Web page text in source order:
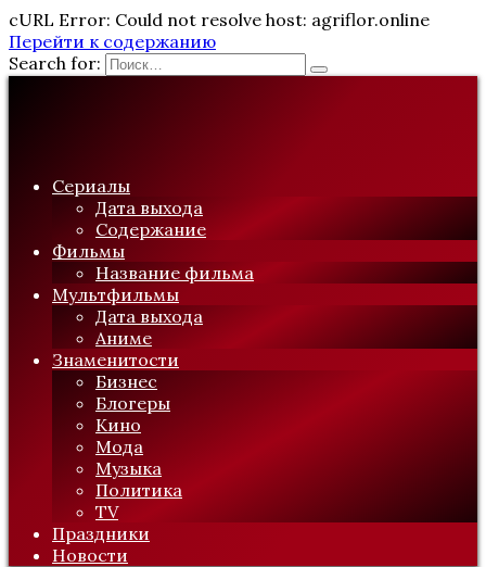
cURL Error: Could not resolve host: agriflor.online
Перейти к содержанию
Search for:
Сериалы
Дата выхода
Содержание
Фильмы
Название фильма
Мультфильмы
Дата выхода
Аниме
Знаменитости
Бизнес
Блогеры
Кино
Мода
Музыка
Политика
TV
Праздники
Новости